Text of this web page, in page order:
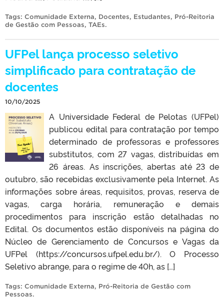
Tags: Comunidade Externa, Docentes, Estudantes, Pró-Reitoria
de Gestão com Pessoas, TAEs.
UFPel lança processo seletivo
simplificado para contratação de
docentes
10/10/2025
A Universidade Federal de Pelotas (UFPel)
publicou edital para contratação por tempo
determinado de professoras e professores
substitutos, com 27 vagas, distribuídas em
26 áreas. As inscrições, abertas até 23 de
outubro, são recebidas exclusivamente pela Internet. As
informações sobre áreas, requisitos, provas, reserva de
vagas, carga horária, remuneração e demais
procedimentos para inscrição estão detalhadas no
Edital. Os documentos estão disponíveis na página do
Núcleo de Gerenciamento de Concursos e Vagas da
UFPel (https://concursos.ufpel.edu.br/). O Processo
Seletivo abrange, para o regime de 40h, as […]
Tags: Comunidade Externa, Pró-Reitoria de Gestão com
Pessoas.